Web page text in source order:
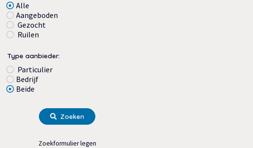
Alle
Aangeboden
Gezocht
Ruilen
Type aanbieder:
Particulier
Bedrijf
Beide
Zoeken
Zoekformulier legen